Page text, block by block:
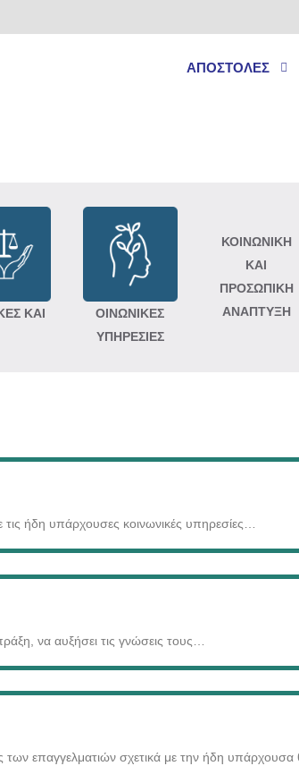
ΑΠΟΣΤΟΛΕΣ
ΚΑΙ
ΟΙΝΩΝΙΚΕΣ
ΥΠΗΡΕΣΙΕΣ
ΚΟΙΝΩΝΙΚΗ
ΚΑΙ
ΠΡΟΣΩΠΙΚΗ
ΑΝΑΠΤΥΞΗ
τις ήδη υπάρχουσες κοινωνικές υπηρεσίες…
να αυξήσει τις γνώσεις τους
των επαγγελματιών σχετικά με την ήδη υπάρχουσα